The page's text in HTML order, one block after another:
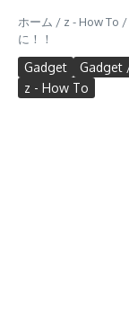
ホーム / z - How To /
に！！
Gadget Gadget
z - How To